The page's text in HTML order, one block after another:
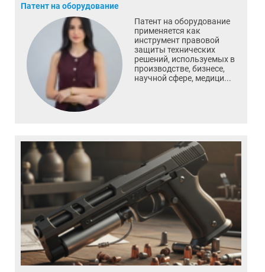
Патент на оборудование
Патент на оборудование
применяется как
инструмент правовой
защиты технических
решений, используемых в
производстве, бизнесе,
научной сфере, медици...